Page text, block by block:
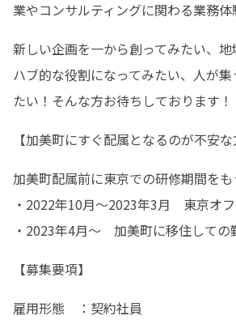
業やコンサルティングに関わる業務体
新しい企画を一から創ってみたい、
ハブ的な役割になってみたい、人が
たい！そんな方お待ちしております！
【加美町にすぐ配属となるのが不安な
加美町配属前に東京での研修期間をも
・2022年10月～2023年3月　東京オ
・2023年4月～　加美町に移住しての
【募集要項】
雇用形態　：契約社員